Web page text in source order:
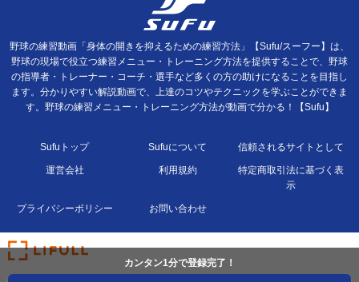
カンタン1分で登録完了！
野球の練習動画「身体の開きを抑えるための練習方法」【Sufu/スーフー】は、
野球の現場で役立つ練習メニュー・トレーニング方法を提供することで、野球
の指導者・トレーナー・コーチ・選手など多くの方の助けになることを目指し
ます。分かりやすい解説動画で、上達のコツやテクニックを学ぶことができま
す。野球の練習メニュー・トレーニング方法が動画で分かる！【Sufu】
Sufuトップ Sufuについて 信頼されるサイトとして
運営会社 利用規約
特定商取引法に基づく表
示
プライバシーポリシー お問い合わせ